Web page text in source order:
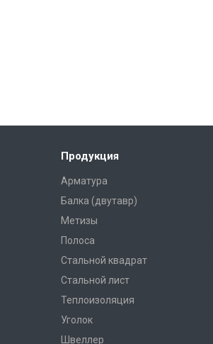
Продукция
Арматура
Балка (двутавр)
Метизы
Полоса
Стальной квадрат
Стальной лист
Теплоизоляция
Уголок
Швеллер